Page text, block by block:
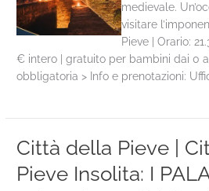
medievale.
visitare
Pieve | Orario:
€ intero | gratuito per bambini dai 0
obbligatoria > Info e prenotazioni:
Città della Pieve |
Pieve Insolita: I